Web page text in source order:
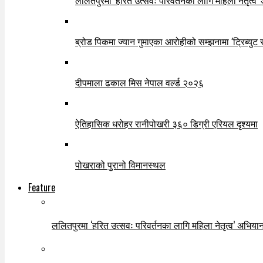
ब्रोड पिकमा ज्यान गुमाएका आरोहीको सम्झनामा ‘ट्रिब्युट
दीपमाला ढकाल मिस नेपाल वर्ल्ड २०२६
ऐतिहासिक धरोहर रानीपोखरी ३६० डिग्री एरियल दृश्यमा
पोखराको पुरानो विमानस्थल
Feature
ललितपुरमा ‘हरित उत्सवः परिवर्तनका लागि महिला नेतृत्व’